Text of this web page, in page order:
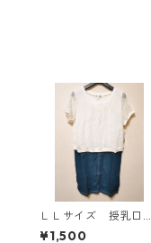
ＬＬサイズ 授乳口付
き マタニティ ドッ
¥1,500